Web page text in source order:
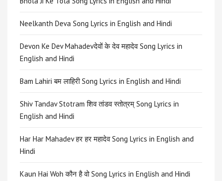
Neelkanth Deva Song Lyrics in English and Hindi
Devon Ke Dev Mahadevदेवों के देव महादेव Song Lyrics in
English and Hindi
Bam Lahiri बम लाहिरी Song Lyrics in English and Hindi
Shiv Tandav Stotram शिव तांडव स्तोत्रम् Song Lyrics in
English and Hindi
Har Har Mahadev हर हर महादेव Song Lyrics in English and
Hindi
Kaun Hai Woh कौन है वो Song Lyrics in English and Hindi